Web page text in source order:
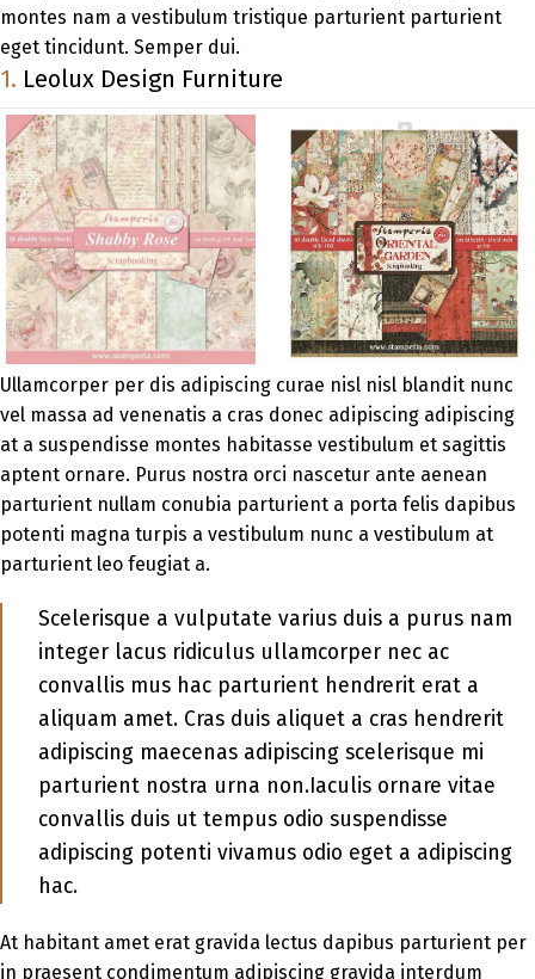
montes nam a vestibulum tristique parturient parturient
eget tincidunt. Semper dui.
1. Leolux Design Furniture
Ullamcorper per dis adipiscing curae nisl nisl blandit nunc
vel massa ad venenatis a cras donec adipiscing adipiscing
at a suspendisse montes habitasse vestibulum et sagittis
aptent ornare. Purus nostra orci nascetur ante aenean
parturient nullam conubia parturient a porta felis dapibus
potenti magna turpis a vestibulum nunc a vestibulum at
parturient leo feugiat a.
Scelerisque a vulputate varius duis a purus nam
integer lacus ridiculus ullamcorper nec ac
convallis mus hac parturient hendrerit erat a
aliquam amet. Cras duis aliquet a cras hendrerit
adipiscing maecenas adipiscing scelerisque mi
parturient nostra urna non.Iaculis ornare vitae
convallis duis ut tempus odio suspendisse
adipiscing potenti vivamus odio eget a adipiscing
hac.
At habitant amet erat gravida lectus dapibus parturient per
in praesent condimentum adipiscing gravida interdum